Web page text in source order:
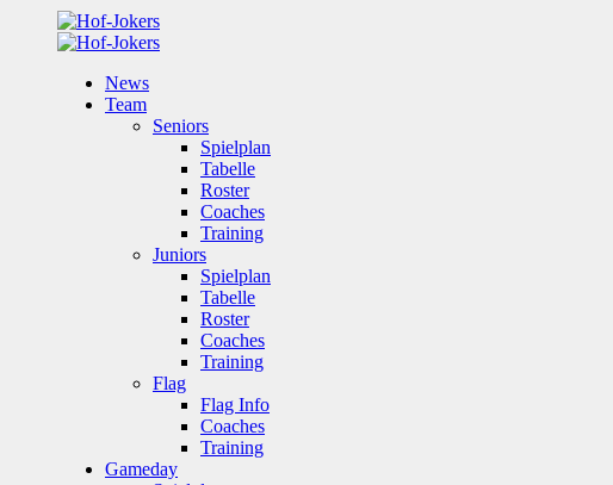
News
Team
Seniors
Spielplan
Tabelle
Roster
Coaches
Training
Juniors
Spielplan
Tabelle
Roster
Coaches
Training
Flag
Flag Info
Coaches
Training
Gameday